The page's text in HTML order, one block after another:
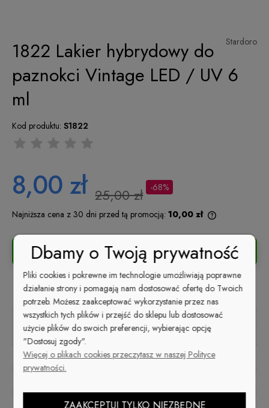
Stardoro
1822 Lakier hybrydowy do
paznokci Vintage LED / UV 6
ml
Kod produktu: S1822
8,00 zł 25,00 zł -68%
Najniższa cena z 30 dni przed tą promocją: 10,00 zł
niż 30 dni,
cena od
pojawił się w
DO KOSZYKA
Kup i zapłać później
poleć znajomemu
Dbamy o Twoją prywatność
Pliki cookies i pokrewne im technologie umożliwiają poprawne
działanie strony i pomagają nam dostosować ofertę do Twoich
potrzeb. Możesz zaakceptować wykorzystanie przez nas
wszystkich tych plików i przejść do sklepu lub dostosować
użycie plików do swoich preferencji, wybierając opcję
"Dostosuj zgody".
Więcej o plikach cookies przeczytasz w naszej Polityce
prywatności.
ZAAKCEPTUJ TYLKO NIEZBĘDNE